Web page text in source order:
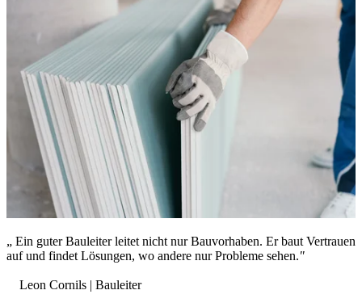
„ Ein guter Bauleiter leitet nicht nur Bauvorhaben. Er baut Vertrauen
auf und findet Lösungen, wo andere nur Probleme sehen."
Leon Cornils | Bauleiter